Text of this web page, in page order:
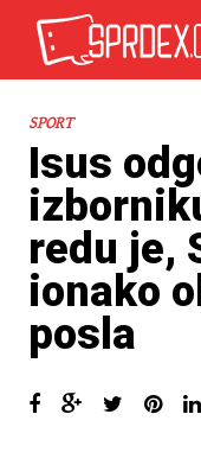
SPORT
Isus
redu je,
ionako
posla